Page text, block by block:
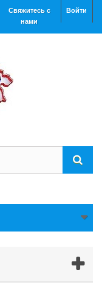
Войти
Свяжитесь с
нами